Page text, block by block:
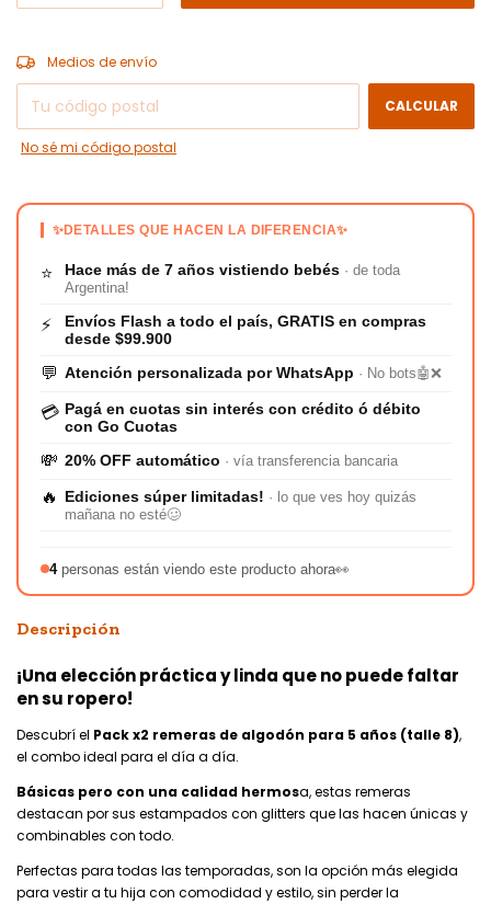
Entregas para el CP:
Medios de envío
CALCULAR
No sé mi código postal
✨DETALLES QUE HACEN LA DIFERENCIA✨
⭐ Hace más de 7 años vistiendo bebés · de toda
Argentina!
⚡
Envíos Flash a todo el país, GRATIS en compras
desde $99.900
💬 Atención personalizada por WhatsApp · No bots🤖❌
💳 Pagá en cuotas sin interés con crédito ó débito
con Go Cuotas
💸 20% OFF automático · vía transferencia bancaria
🔥 Ediciones súper limitadas! · lo que ves hoy quizás
mañana no esté🥴
4personas están viendo este producto ahora👀
Descripción
¡Una elección práctica y linda que no puede faltar
en su ropero!
Descubrí el Pack x2 remeras de algodón para 5 años (talle 8),
el combo ideal para el día a día.
Básicas pero con una calidad hermosa, estas remeras
destacan por sus estampados con glitters que las hacen únicas y
combinables con todo.
Perfectas para todas las temporadas, son la opción más elegida
para vestir a tu hija con comodidad y estilo, sin perder la